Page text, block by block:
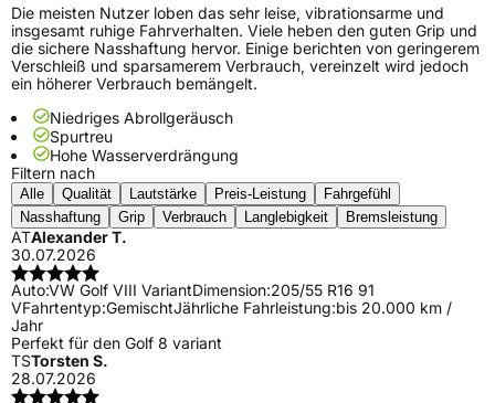
Die meisten Nutzer loben das sehr leise, vibrationsarme und
insgesamt ruhige Fahrverhalten. Viele heben den guten Grip und
die sichere Nasshaftung hervor. Einige berichten von geringerem
Verschleiß und sparsamerem Verbrauch, vereinzelt wird jedoch
ein höherer Verbrauch bemängelt.
Niedriges Abrollgeräusch
Spurtreu
Hohe Wasserverdrängung
Filtern nach
Alle Qualität Lautstärke Preis-Leistung
Fahrgefühl
Nasshaftung
Grip Verbrauch Langlebigkeit Bremsleistung
ATAlexander T.
30.07.2026
Auto:VW Golf VIII VariantDimension:205/55 R16 91
VFahrtentyp:GemischtJährliche Fahrleistung:bis 20.000 km /
Jahr
Perfekt für den Golf 8 variant
TSTorsten S.
28.07.2026